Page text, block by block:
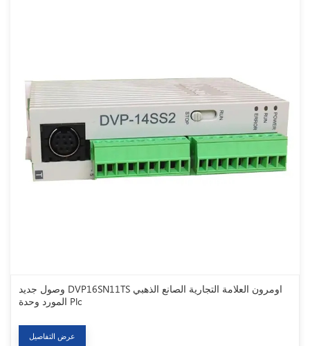
وصول جديد DVP16SN11TS اومرون العلامة التجارية الصانع الذهبي
المورد وحدة Plc
عرض التفاصيل